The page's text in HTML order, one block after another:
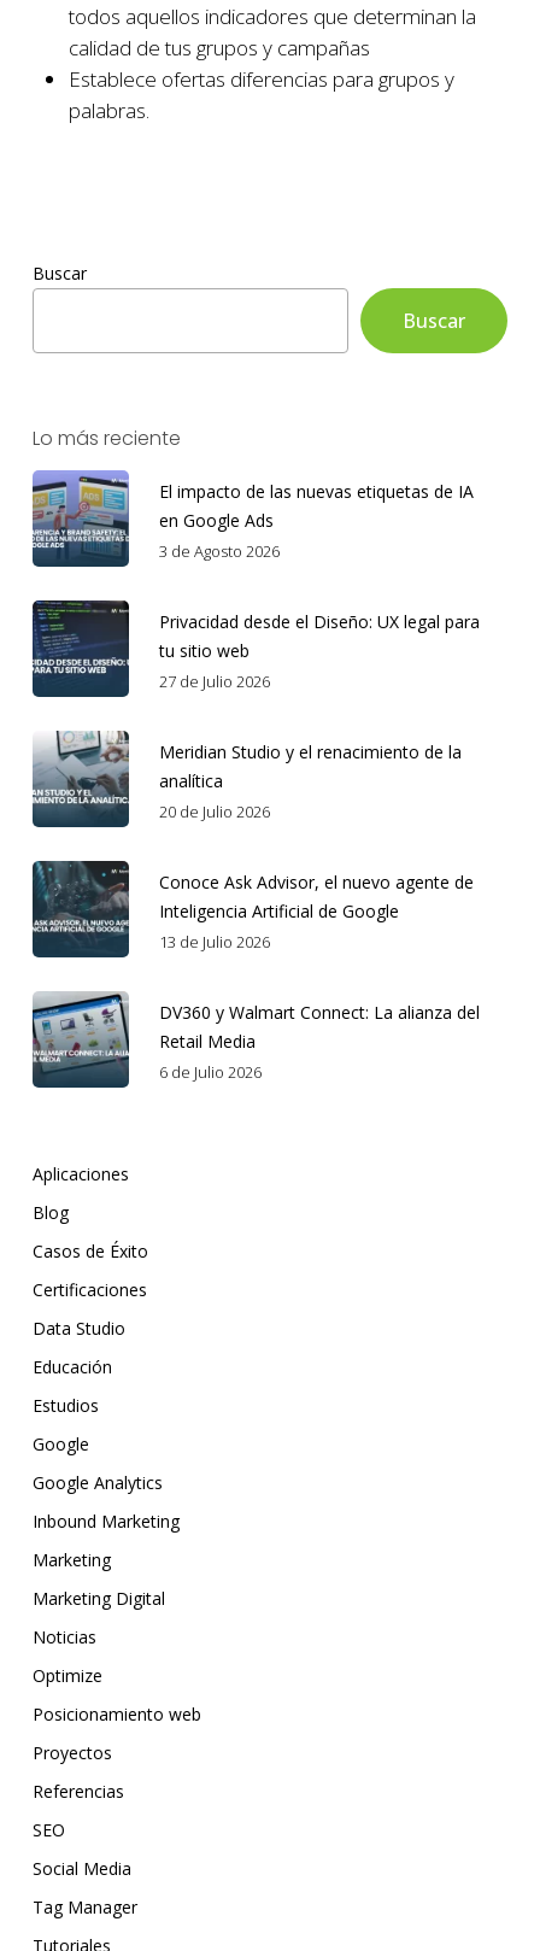
todos aquellos indicadores que determinan la
calidad de tus grupos y campañas
Establece ofertas diferencias para grupos y
palabras.
Buscar
Buscar
Lo más reciente
El impacto de las nuevas etiquetas de IA
en Google Ads
3 de Agosto 2026
Privacidad desde el Diseño: UX legal para
tu sitio web
27 de Julio 2026
Meridian Studio y el renacimiento de la
analítica
20 de Julio 2026
Conoce Ask Advisor, el nuevo agente de
Inteligencia Artificial de Google
13 de Julio 2026
DV360 y Walmart Connect: La alianza del
Retail Media
6 de Julio 2026
Aplicaciones
Blog
Casos de Éxito
Certificaciones
Data Studio
Educación
Estudios
Google
Google Analytics
Inbound Marketing
Marketing
Marketing Digital
Noticias
Optimize
Posicionamiento web
Proyectos
Referencias
SEO
Social Media
Tag Manager
Tutoriales